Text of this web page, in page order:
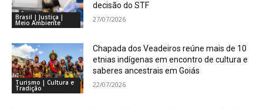
Brasil | Justiça |
Meio Ambiente
decisão do STF
27/07/2026
Turismo | Cultura e
Tradição
Chapada dos Veadeiros reúne mais de 10
etnias indígenas em encontro de cultura e
saberes ancestrais em Goiás
22/07/2026